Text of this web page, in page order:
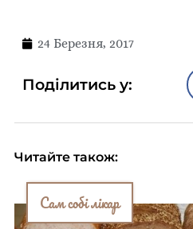
24 Березня, 2017
Поділитись у:
Читайте також:
Сам собі лікар